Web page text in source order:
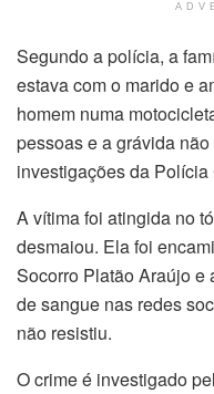
Segundo a polícia, a
estava com o marido e
homem numa
pessoas e a grávida
investigações da Polícia
A vítima foi atingida no
desmaiou. Ela foi
Socorro Platão Araújo e
de sangue nas redes
não resistiu.
O crime é investigado